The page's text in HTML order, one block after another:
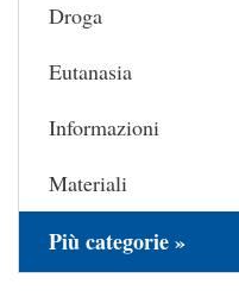
Droga
Eutanasia
Informazioni
Materiali
Più categorie »